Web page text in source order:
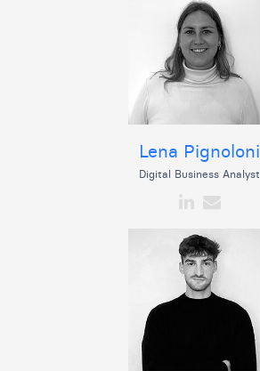
Lena Pignoloni
Digital Business Analyst